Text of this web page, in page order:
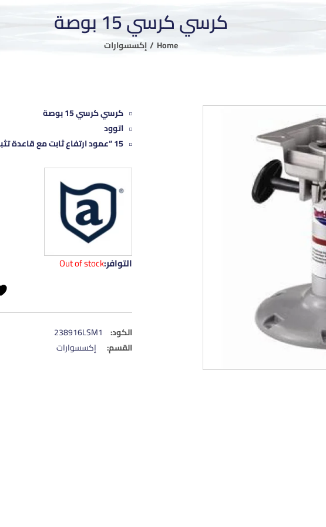
كرسي كرسي 15 بوصة
Home إكسسوارات
كرسي كرسي 15 بوصة
اتوود
15 “عمود ارتفاع ثابت مع قاعدة تثبيت
التوافر:Out of stock
الكود: 238916LSM1
القسم:
إكسسوارات